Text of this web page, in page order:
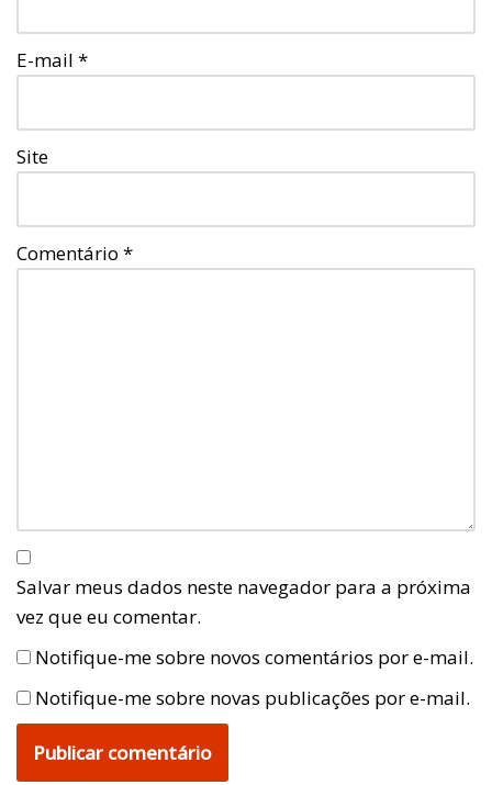
E-mail *
Site
Comentário *
Salvar meus dados neste navegador para a próxima
vez que eu comentar.
Notifique-me sobre novos comentários por e-mail.
Notifique-me sobre novas publicações por e-mail.